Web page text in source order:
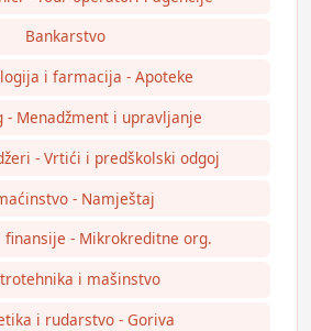
Bankarstvo
i farmacija - Apoteke
- Menadžment i upravljanje
- Vrtići i predškolski odgoj
- Namještaj
finansije - Mikrokreditne org.
i mašinstvo
i rudarstvo - Goriva